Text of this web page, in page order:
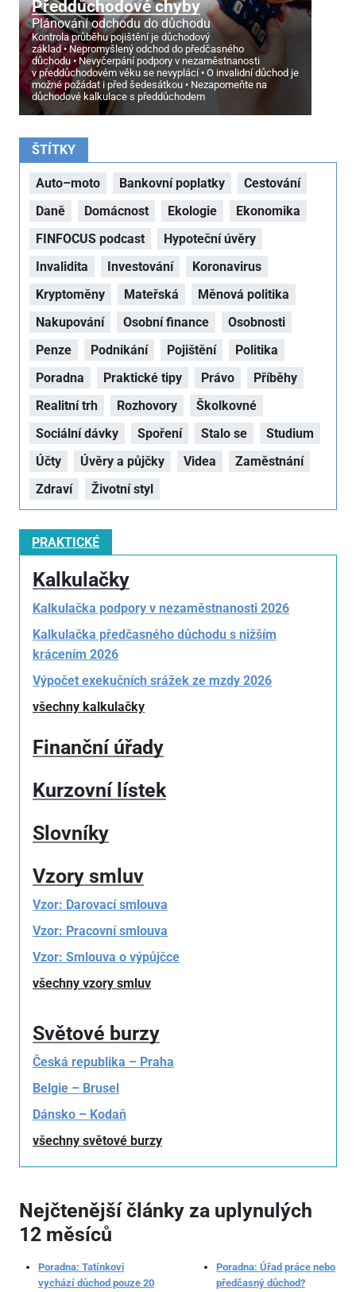
Předdůchodové chyby
Plánování odchodu do důchodu
Kontrola průběhu pojištění je důchodový
základ
Nepromyšlený odchod do předčasného
důchodu
Nevyčerpání podpory v nezaměstnanosti
v předdůchodovém věku se nevyplácí
O invalidní důchod je
možné požádat i před šedesátkou
Nezapomeňte na
důchodové kalkulace s předdůchodem
ŠTÍTKY
Auto–moto Bankovní poplatky
Cestování
Daně
Domácnost Ekologie
Ekonomika
FINFOCUS podcast
Hypoteční úvěry
Invalidita
Investování
Koronavirus
Kryptoměny
Mateřská
Měnová politika
Nakupování
Osobní finance
Osobnosti
Penze
Podnikání Pojištění
Politika
Poradna
Praktické tipy Právo
Příběhy
Realitní trh
Rozhovory
Školkovné
Sociální dávky
Spoření Stalo se
Studium
Účty
Úvěry a půjčky Videa
Zaměstnání
Zdraví
Životní styl
PRAKTICKÉ
Kalkulačky
Kalkulačka podpory v nezaměstnanosti 2026
Kalkulačka předčasného důchodu s nižším
krácením 2026
Výpočet exekučních srážek ze mzdy 2026
všechny kalkulačky
Finanční úřady
Kurzovní lístek
Slovníky
Vzory smluv
Vzor: Darovací smlouva
Vzor: Pracovní smlouva
Vzor: Smlouva o výpůjčce
všechny vzory smluv
Světové burzy
Česká republika – Praha
Belgie – Brusel
Dánsko – Kodaň
všechny světové burzy
Nejčtenější články za uplynulých
12 měsíců
Poradna: Tatínkovi
vychází důchod pouze 20
Poradna: Úřad práce nebo
předčasný důchod?